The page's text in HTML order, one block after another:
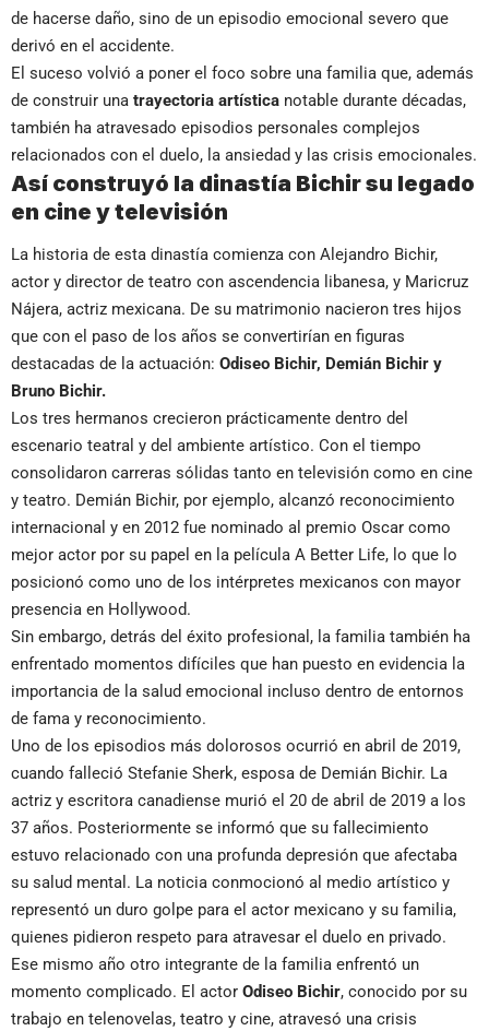
de hacerse daño, sino de un episodio emocional severo que
derivó en el accidente.
El suceso volvió a poner el foco sobre una familia que, además
de construir una trayectoria artística notable durante décadas,
también ha atravesado episodios personales complejos
relacionados con el duelo, la ansiedad y las crisis emocionales.
Así construyó la dinastía Bichir su legado
en cine y televisión
La historia de esta dinastía comienza con Alejandro Bichir,
actor y director de teatro con ascendencia libanesa, y Maricruz
Nájera, actriz mexicana. De su matrimonio nacieron tres hijos
que con el paso de los años se convertirían en figuras
destacadas de la actuación: Odiseo Bichir, Demián Bichir y
Bruno Bichir.
Los tres hermanos crecieron prácticamente dentro del
escenario teatral y del ambiente artístico. Con el tiempo
consolidaron carreras sólidas tanto en televisión como en cine
y teatro. Demián Bichir, por ejemplo, alcanzó reconocimiento
internacional y en 2012 fue nominado al premio Oscar como
mejor actor por su papel en la película A Better Life, lo que lo
posicionó como uno de los intérpretes mexicanos con mayor
presencia en Hollywood.
Sin embargo, detrás del éxito profesional, la familia también ha
enfrentado momentos difíciles que han puesto en evidencia la
importancia de la salud emocional incluso dentro de entornos
de fama y reconocimiento.
Uno de los episodios más dolorosos ocurrió en abril de 2019,
cuando falleció Stefanie Sherk, esposa de Demián Bichir. La
actriz y escritora canadiense murió el 20 de abril de 2019 a los
37 años. Posteriormente se informó que su fallecimiento
estuvo relacionado con una profunda depresión que afectaba
su salud mental. La noticia conmocionó al medio artístico y
representó un duro golpe para el actor mexicano y su familia,
quienes pidieron respeto para atravesar el duelo en privado.
Ese mismo año otro integrante de la familia enfrentó un
momento complicado. El actor Odiseo Bichir, conocido por su
trabajo en telenovelas, teatro y cine, atravesó una crisis